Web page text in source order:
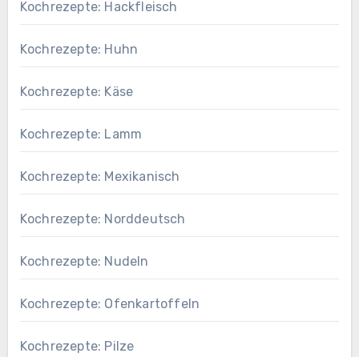
Kochrezepte: Hackfleisch
Kochrezepte: Huhn
Kochrezepte: Käse
Kochrezepte: Lamm
Kochrezepte: Mexikanisch
Kochrezepte: Norddeutsch
Kochrezepte: Nudeln
Kochrezepte: Ofenkartoffeln
Kochrezepte: Pilze